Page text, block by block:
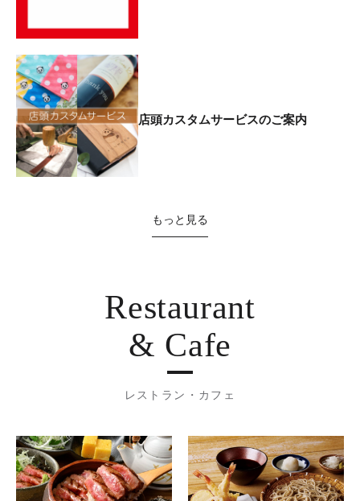
店頭カスタムサービスのご案内
もっと見る
Restaurant
& Cafe
レストラン・カフェ